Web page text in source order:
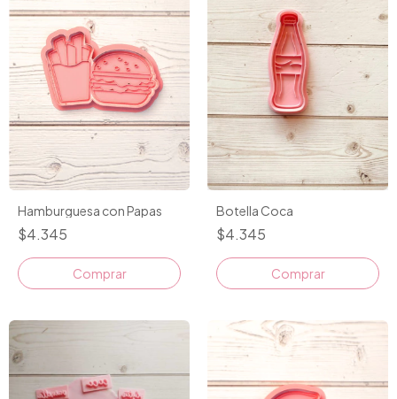
Hamburguesa con Papas
$4.345
Comprar
Botella Coca
$4.345
Comprar